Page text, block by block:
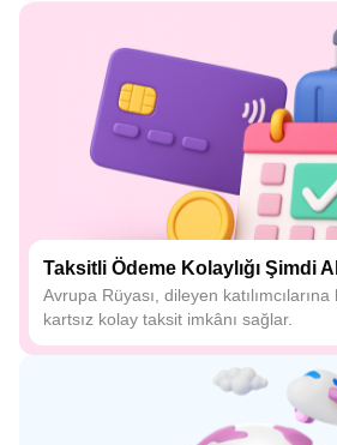
Taksitli Ödeme Kolaylığı Şimdi
Avrupa Rüyası, dileyen
kartsız kolay taksit imkânı sağlar.